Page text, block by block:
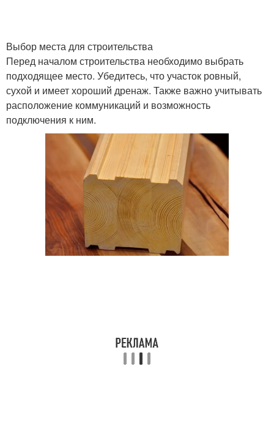
Выбор места для строительства
Перед началом строительства необходимо выбрать
подходящее место. Убедитесь, что участок ровный,
сухой и имеет хороший дренаж. Также важно учитывать
расположение коммуникаций и возможность
подключения к ним.